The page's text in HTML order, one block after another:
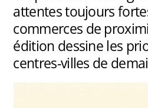
attentes toujours
commerces de
édition dessine les
centres-villes de